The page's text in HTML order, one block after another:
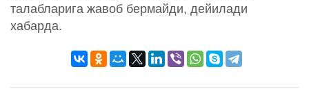
талабларига жавоб бермайди, дейилади
хабарда.